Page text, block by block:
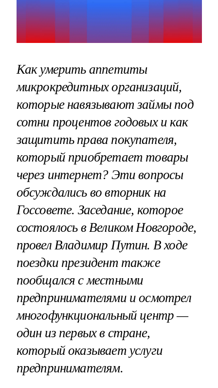
Как умерить аппетиты
микрокредитных организаций,
которые навязывают займы под
сотни процентов годовых и как
защитить права покупателя,
который приобретает товары
через интернет? Эти вопросы
обсуждались во вторник на
Госсовете. Заседание, которое
состоялось в Великом Новгороде,
провел Владимир Путин. В ходе
поездки президент также
пообщался с местными
предпринимателями и осмотрел
многофункциональный центр —
один из первых в стране,
который оказывает услуги
предпринимателям.